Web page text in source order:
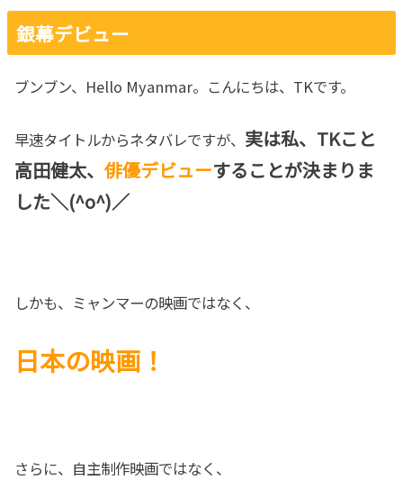
銀幕デビュー
ブンブン、Hello Myanmar。こんにちは、TKです。
早速タイトルからネタバレですが、 実は私、TKこと
高田健太、俳優デビューすることが決まりま
した＼(^o^)／
しかも、 ミャンマーの映画ではなく、
日本の映画！
さらに、 自主制作映画ではなく、